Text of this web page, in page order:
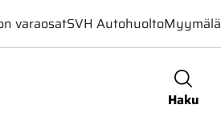
Haku
varaosatSVH AutohuoltoMyymälä